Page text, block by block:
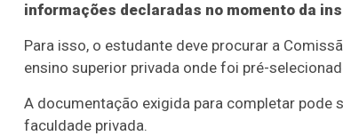
informações declaradas no momento da
Para isso, o estudante deve procurar a
ensino superior privada onde foi pré-
A documentação exigida para completar
faculdade privada.